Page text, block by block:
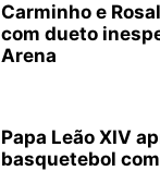
Carminho e
com dueto
Arena
Papa Leão XIV
basquetebol